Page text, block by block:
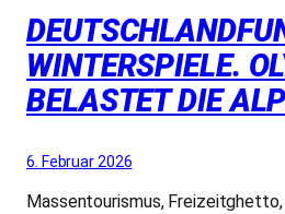
WINTERSPIELE.
BELASTET DIE
6. Februar 2026
Massentourismus,